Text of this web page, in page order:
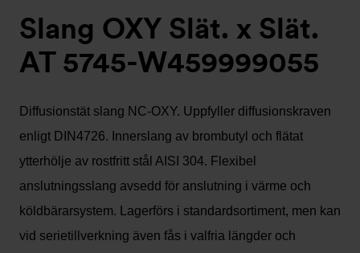
Slang OXY Slät. x Slät.
AT 5745-W459999055
Diffusionstät slang NC-OXY. Uppfyller diffusionskraven
enligt DIN4726. Innerslang av brombutyl och flätat
ytterhölje av rostfritt stål AISI 304. Flexibel
anslutningsslang avsedd för anslutning i värme och
köldbärarsystem. Lagerförs i standardsortiment, men kan
vid serietillverkning även fås i valfria längder och